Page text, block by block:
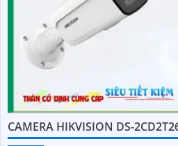
CAMERA HIKVISION DS-